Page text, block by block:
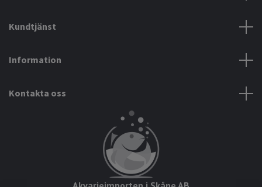
Kundtjänst
Information
Kontakta oss